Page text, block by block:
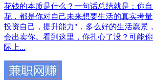
花钱的本质是什么？一句话总结就是：你
花，都是你对自己未来想要生活的真实考
投资自己，提升能力"，多么好的生活愿景
会出卖你。看到这里，你扎心了没？可能
际上...